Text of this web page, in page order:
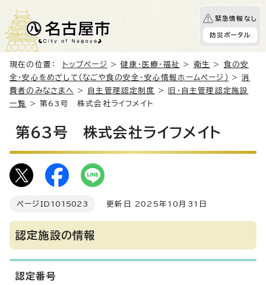
緊急情報なし
防災ポータル
現在の位置： トップページ >健康・医療・福祉 > 衛生 > 食の安
全・安心をめざして（なごや食の安全・安心情報ホームページ）
>消
費者のみなさまへ
> 自主管理認定制度 >
旧・自主管理認定施設
一覧
> 第63号 株式会社ライフメイト
第63号 株式会社ライフメイト
ページID 1015023 更新日 2025年10月31日
認定施設の情報
認定番号